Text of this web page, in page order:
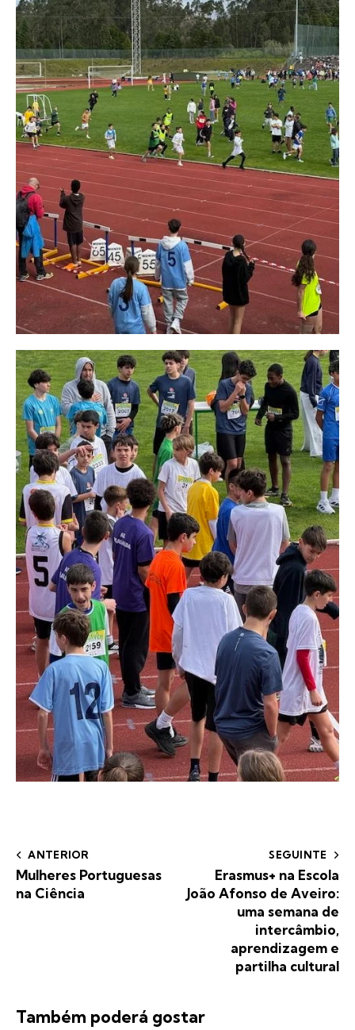
ANTERIOR
Mulheres Portuguesas
na Ciência
SEGUINTE
Erasmus+ na Escola
João Afonso de Aveiro:
uma semana de
intercâmbio,
aprendizagem e
partilha cultural
Também poderá gostar